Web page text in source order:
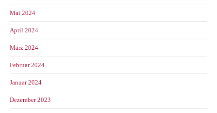
Mai 2024
April 2024
März 2024
Februar 2024
Januar 2024
Dezember 2023